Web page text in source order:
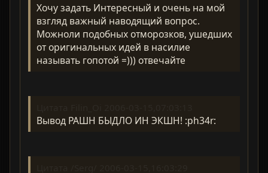
Хочу задать Интересный и очень на мой
взгляд важный наводящий вопрос.
Можноли подобных отморозков, ушедших
от оригинальных идей в насилие
называть гопотой =))) отвечайте
Вывод РАШН БЫДЛО ИН ЭКШН! :ph34r: